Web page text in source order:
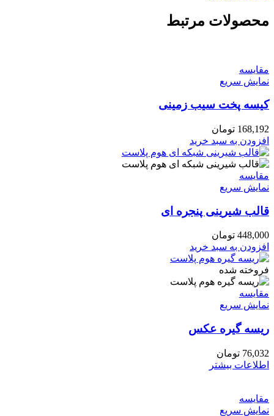
محصولات مرتبط
مقايسه
نمایش سریع
کیسه پخت سیب زمینی
168,192 تومان
افزودن به سبد خرید
مقايسه
نمایش سریع
قالب شیرینی پنجره ای
448,000 تومان
افزودن به سبد خرید
فروخته شده
مقايسه
نمایش سریع
ریسه گیره عکس
76,032 تومان
اطلاعات بیشتر
مقايسه
نمایش سریع